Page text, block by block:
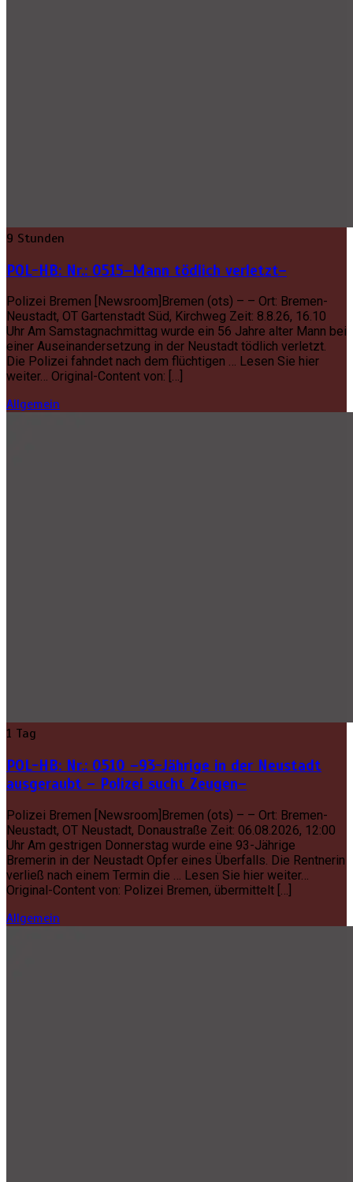
9 Stunden
POL-HB: Nr.: 0515–Mann tödlich verletzt–
Polizei Bremen [Newsroom]Bremen (ots) – – Ort: Bremen-
Neustadt, OT Gartenstadt Süd, Kirchweg Zeit: 8.8.26, 16.10
Uhr Am Samstagnachmittag wurde ein 56 Jahre alter Mann bei
einer Auseinandersetzung in der Neustadt tödlich verletzt.
Die Polizei fahndet nach dem flüchtigen … Lesen Sie hier
weiter… Original-Content von: […]
Allgemein
1 Tag
POL-HB: Nr.: 0510 –93-Jährige in der Neustadt
ausgeraubt – Polizei sucht Zeugen–
Polizei Bremen [Newsroom]Bremen (ots) – – Ort: Bremen-
Neustadt, OT Neustadt, Donaustraße Zeit: 06.08.2026, 12:00
Uhr Am gestrigen Donnerstag wurde eine 93-Jährige
Bremerin in der Neustadt Opfer eines Überfalls. Die Rentnerin
verließ nach einem Termin die … Lesen Sie hier weiter…
Original-Content von: Polizei Bremen, übermittelt […]
Allgemein